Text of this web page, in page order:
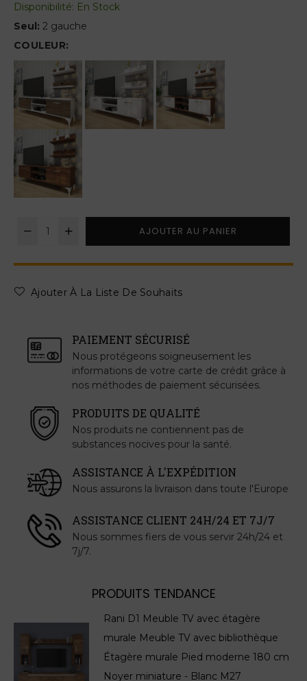
Disponibilité: En Stock
Seul: 2 gauche
COULEUR:
AJOUTER AU PANIER
Ajouter À La Liste De Souhaits
PAIEMENT SÉCURISÉ
Nous protégeons soigneusement les
informations de votre carte de crédit grâce à
nos méthodes de paiement sécurisées.
PRODUITS DE QUALITÉ
Nos produits ne contiennent pas de
substances nocives pour la santé.
ASSISTANCE À L'EXPÉDITION
Nous assurons la livraison dans toute l'Europe
ASSISTANCE CLIENT 24H/24 ET 7J/7
Nous sommes fiers de vous servir 24h/24 et
7j/7.
PRODUITS TENDANCE
Rani D1 Meuble TV avec étagère
murale Meuble TV avec bibliothèque
Étagère murale Pied moderne 180 cm
Noyer miniature - Blanc M27